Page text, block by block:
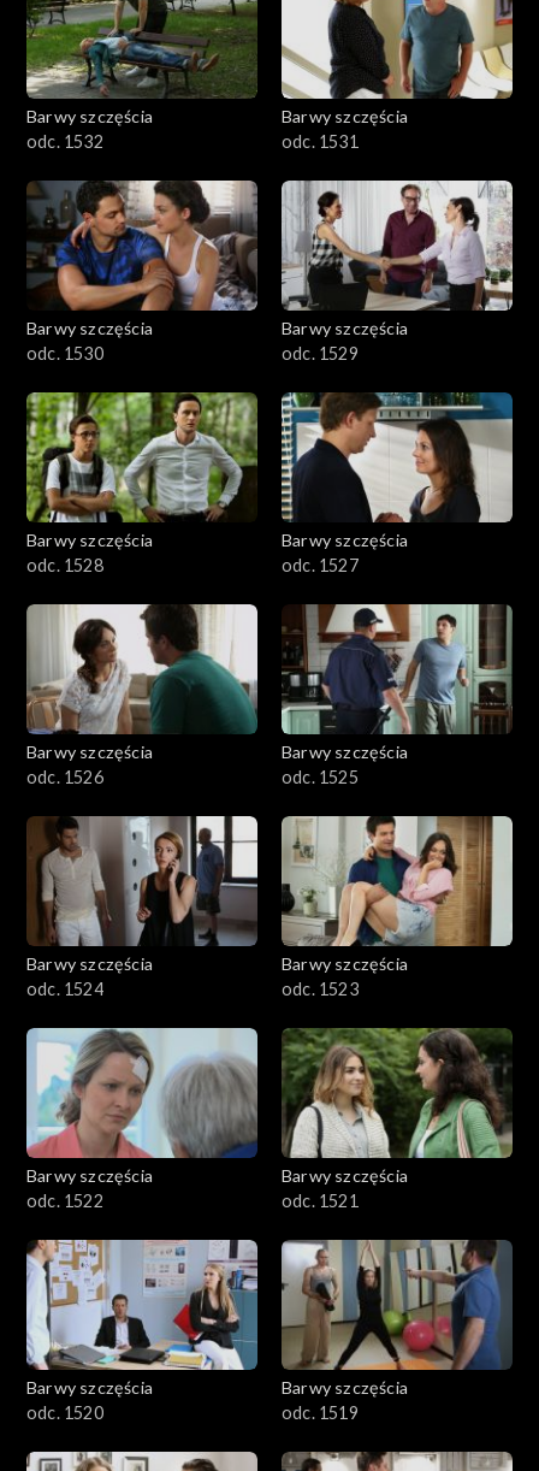
Barwy szczęścia
odc. 1532
Barwy szczęścia
odc. 1531
Barwy szczęścia
odc. 1530
Barwy szczęścia
odc. 1529
Barwy szczęścia
odc. 1528
Barwy szczęścia
odc. 1527
Barwy szczęścia
odc. 1526
Barwy szczęścia
odc. 1525
Barwy szczęścia
odc. 1524
Barwy szczęścia
odc. 1523
Barwy szczęścia
odc. 1522
Barwy szczęścia
odc. 1521
Barwy szczęścia
odc. 1520
Barwy szczęścia
odc. 1519